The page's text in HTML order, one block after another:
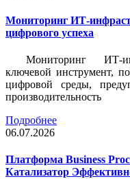
Мониторинг ИТ-
цифрового успеха
Мониторинг ИТ-
ключевой инструмент,
цифровой среды,
производительность
Подробнее
06.07.2026
Платформа Business
Катализатор